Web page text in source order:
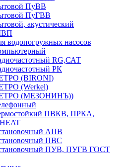
ПуВВ
ПуГВВ
акустический
водопогружных насосов
RG,САТ
РК
(BIRONI)
(Werkel)
(МЕЗОНИНЪ))
ПВКВ, ПРКА,
АПВ
ПВС
ПУВ, ПУГВ ГОСТ